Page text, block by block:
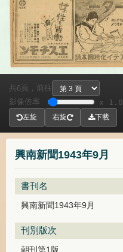
興南新聞1943年9月
書刊名
興南新聞1943年9月
刊別版次
朝刊第1版
共 6頁， 前往
影像倍率
x 1.0
左旋 右旋 下載